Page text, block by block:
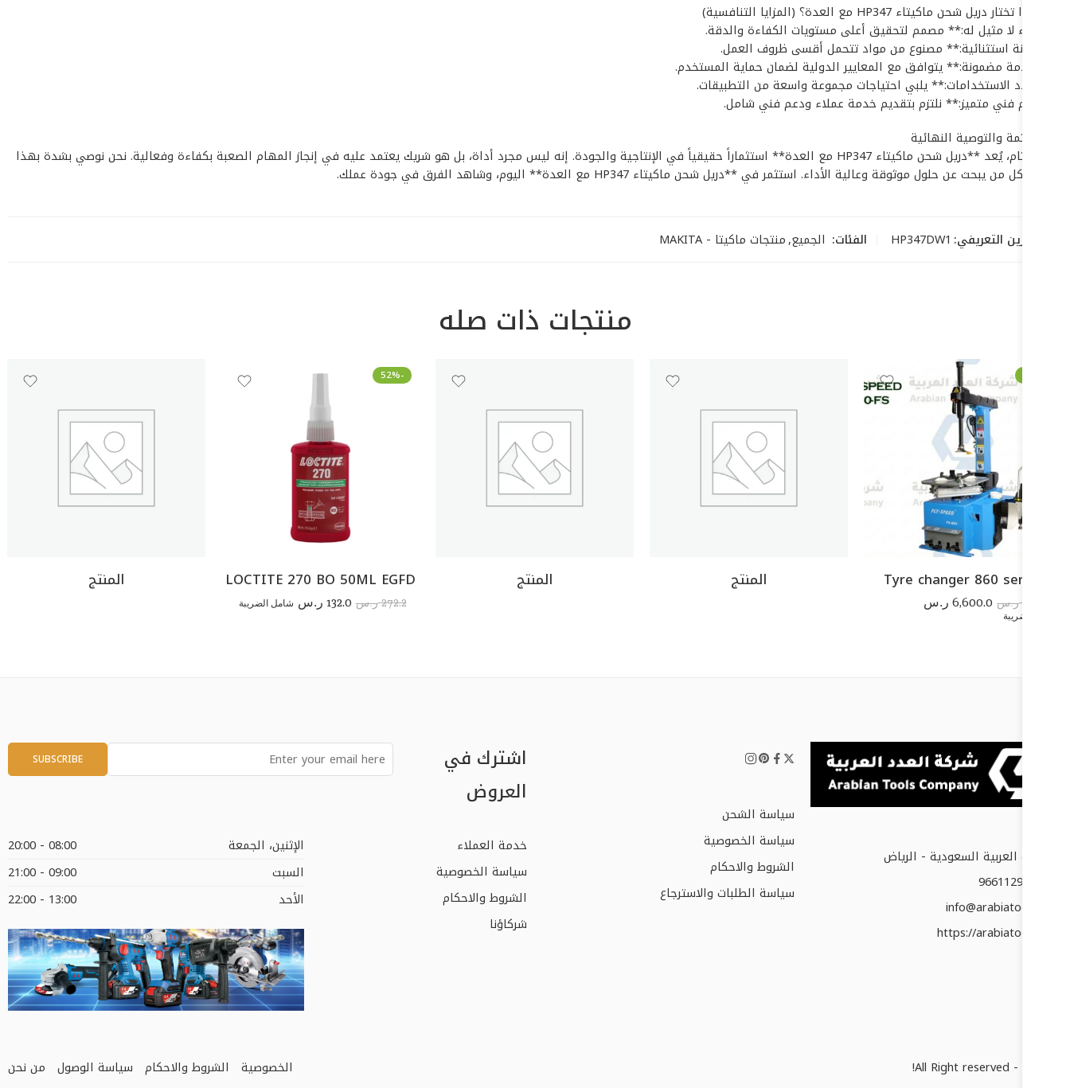
## لماذا تختار دريل شحن ماكيتاء HP347 مع العدة؟ (المزايا التنافسية)
* **أداء لا مثيل له:** مصمم لتحقيق أعلى مستويات الكفاءة والدقة.
* **متانة استثنائية:** مصنوع من مواد تتحمل أقسى ظروف العمل.
* **سلامة مضمونة:** يتوافق مع المعايير الدولية لضمان حماية المستخدم.
* **تعدد الاستخدامات:** يلبي احتياجات مجموعة واسعة من التطبيقات.
* **دعم فني متميز:** نلتزم بتقديم خدمة عملاء ودعم فني شامل.
## الخاتمة والتوصية النهائية
في الختام، يُعد **دريل شحن ماكيتاء HP347 مع العدة** استثماراً حقيقياً في الإنتاجية والجودة. إنه ليس مجرد أداة، بل هو شريك يعتمد عليه في إنجاز المهام الصعبة بكفاءة وفعالية. نحن نوصي بشدة بهذا
الدريل لكل من يبحث عن حلول موثوقة وعالية الأداء. استثمر في **دريل شحن ماكيتاء HP347 مع العدة** اليوم، وشاهد الفرق في جودة عملك.
رمز التخزين التعريفي: HP347DW1 الفئات: الجميع,منتجات ماكيتا - MAKITA
منتجات ذات صله
Tyre changer 860 series
ر.س 6,600.0 ر.س
شامل الضريبة
المنتج المنتج
-52%
LOCTITE 270 BO 50ML EGFD
272.2 ر.س 132.0 ر.س شامل الضريبة
المنتج
المملكة العربية السعودية - الرياض
info@arabiatools.com
https://arabiatools.com
سياسة الشحن
سياسة الخصوصية
الشروط والاحكام
سياسة الطلبات والاسترجاع
اشترك في
العروض
خدمة العملاء
سياسة الخصوصية
الشروط والاحكام
شركاؤنا
الإثنين، الجمعة
08:00 - 20:00
السبت
09:00 - 21:00
الأحد
13:00 - 22:00
الخصوصية الشروط والاحكام سياسة الوصول من نحن